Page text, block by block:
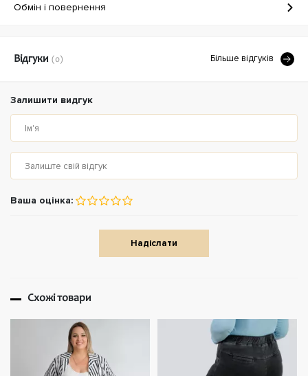
Обмін і повернення
Відгуки (0) Бiльше вiдгукiв
Залишити видгук
Ваша оцінка:
Надіслати
Схожі товари